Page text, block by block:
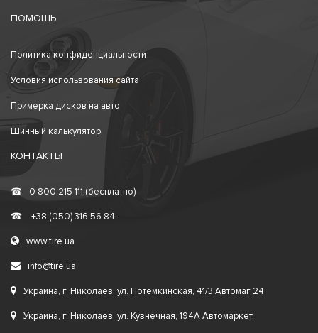
ПОМОЩЬ
Политика конфиденциальности
Условия использования сайта
Примерка дисков на авто
Шинный калькулятор
КОНТАКТЫ
☎ 0 800 215 111 (бесплатно)
☎ +38 (050) 316 56 84
www.tire.ua
info@tire.ua
Украина, г. Николаев, ул. Потемкинская, 41/3 Автомаг 24.
Украина, г. Николаев, ул. Кузнечная, 194А Автомаркет.